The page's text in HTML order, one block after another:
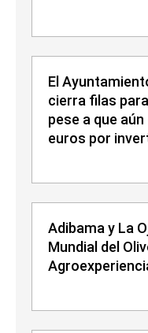
El
cierra filas
pese a que
euros por
Adibama y La
Mundial del